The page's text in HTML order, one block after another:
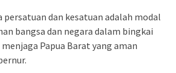
persatuan dan kesatuan adalah modal
bangsa dan negara dalam bingkai
Papua Barat yang aman